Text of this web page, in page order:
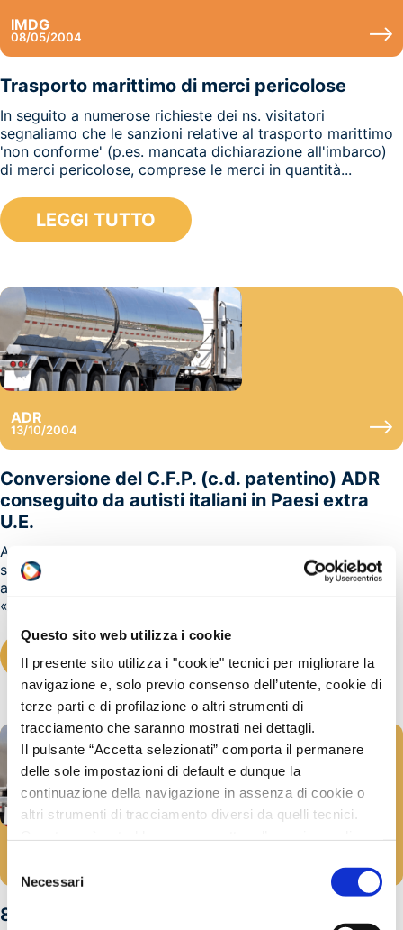
Questo sito web utilizza i cookie
Il presente sito utilizza i "cookie" tecnici per migliorare la
navigazione e, solo previo consenso dell’utente, cookie di
terze parti e di profilazione o altri strumenti di
tracciamento che saranno mostrati nei dettagli.
Il pulsante “Accetta selezionati” comporta il permanere
delle sole impostazioni di default e dunque la
continuazione della navigazione in assenza di cookie o
altri strumenti di tracciamento diversi da quelli tecnici.
Invitiamo a prendere visione della nostra policy in
conformità al Reg. UE 679/2016 (GDPR) al seguente link
del
consenso
Necessari
IMDG
08/05/2004
Trasporto marittimo di merci pericolose
In seguito a numerose richieste dei ns. visitatori
segnaliamo che le sanzioni relative al trasporto marittimo
'non conforme' (p.es. mancata dichiarazione all'imbarco)
di merci pericolose, comprese le merci in quantità...
LEGGI TUTTO
ADR
13/10/2004
Conversione del C.F.P. (c.d. patentino) ADR
conseguito da autisti italiani in Paesi extra
U.E.
A seguito di richieste pervenuteci da alcuni operatori del
settore segnaliamo che Il D.M. 10 giugno 2004 - Modifica
al decreto ministeriale 15 maggio 1997, recante
«Attuazione della direttiva 96/86/CE...
LEGGI TUTTO
8 ottobre 2004 – FREJUS : Incidente tra tir, il